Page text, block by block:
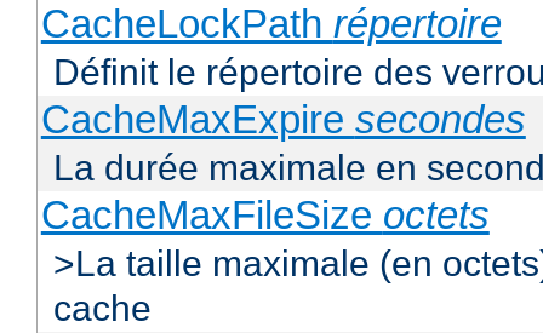
CacheLockPath répertoire
Définit le répertoire des
CacheMaxExpire secondes
La durée maximale en
CacheMaxFileSize octets
>La taille maximale (en
cache